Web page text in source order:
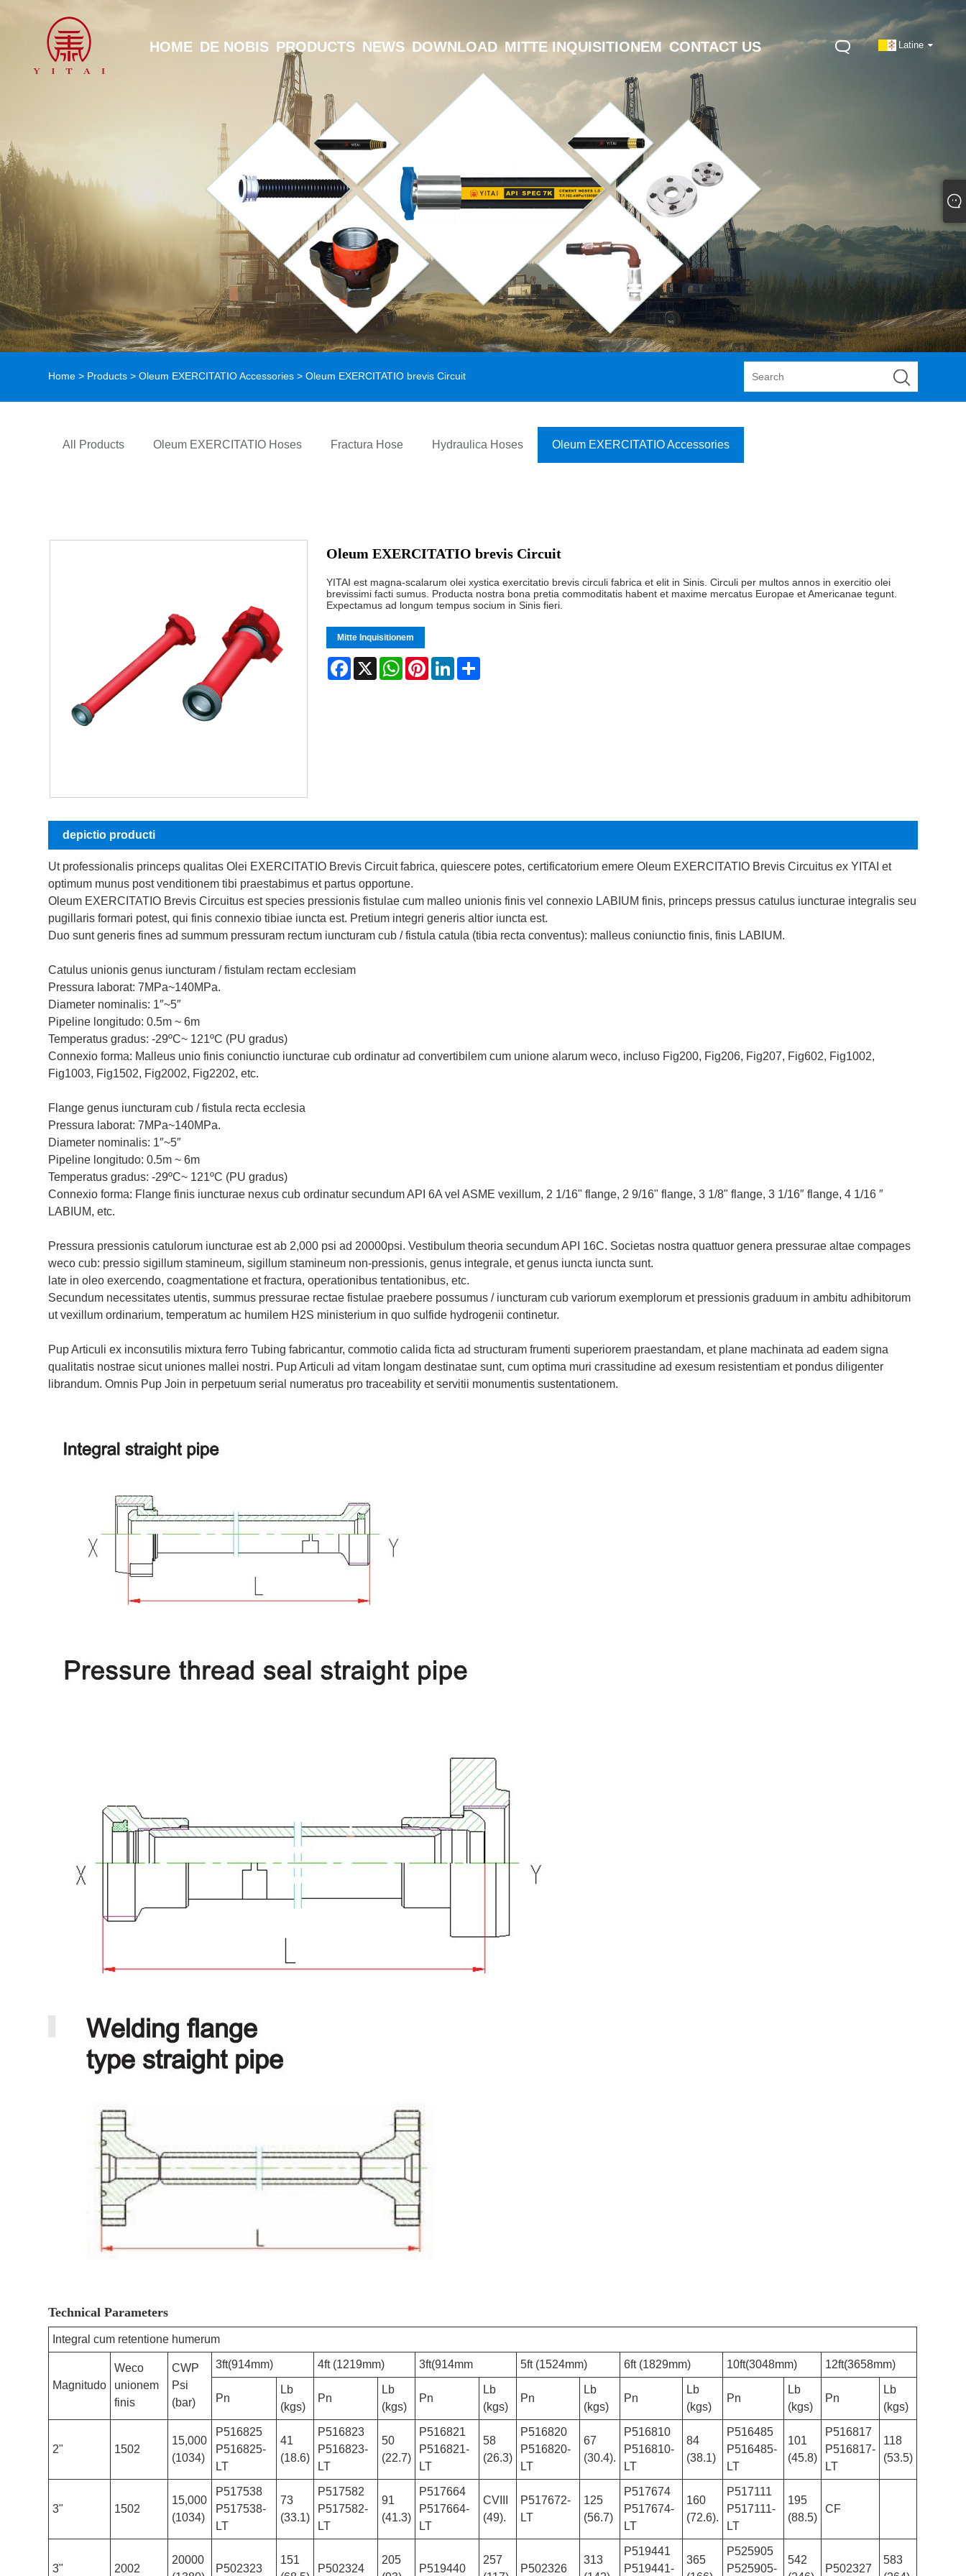
Latine
HOME DE NOBIS PRODUCTS NEWS DOWNLOAD MITTE INQUISITIONEM CONTACT US
Home > Products >Oleum EXERCITATIO Accessories > Oleum EXERCITATIO brevis Circuit
All Products Oleum EXERCITATIO Hoses Fractura Hose Hydraulica Hoses Oleum EXERCITATIO Accessories
Oleum EXERCITATIO brevis Circuit
YITAI est magna-scalarum olei xystica exercitatio brevis circuli fabrica et elit in Sinis. Circuli per multos annos in exercitio olei
brevissimi facti sumus. Producta nostra bona pretia commoditatis habent et maxime mercatus Europae et Americanae tegunt.
Expectamus ad longum tempus socium in Sinis fieri.
Mitte Inquisitionem
Facebook
X WhatsAppPinterestLinkedIn
depictio producti
Ut professionalis princeps qualitas Olei EXERCITATIO Brevis Circuit fabrica, quiescere potes, certificatorium emere Oleum EXERCITATIO Brevis Circuitus ex YITAI et
optimum munus post venditionem tibi praestabimus et partus opportune.
Oleum EXERCITATIO Brevis Circuitus est species pressionis fistulae cum malleo unionis finis vel connexio LABIUM finis, princeps pressus catulus iuncturae integralis seu
pugillaris formari potest, qui finis connexio tibiae iuncta est. Pretium integri generis altior iuncta est.
Duo sunt generis fines ad summum pressuram rectum iuncturam cub / fistula catula (tibia recta conventus): malleus coniunctio finis, finis LABIUM.
Catulus unionis genus iuncturam / fistulam rectam ecclesiam
Pressura laborat: 7MPa~140MPa.
Diameter nominalis: 1″~5″
Pipeline longitudo: 0.5m ~ 6m
Temperatus gradus: -29ºC~ 121ºC (PU gradus)
Connexio forma: Malleus unio finis coniunctio iuncturae cub ordinatur ad convertibilem cum unione alarum weco, incluso Fig200, Fig206, Fig207, Fig602, Fig1002,
Fig1003, Fig1502, Fig2002, Fig2202, etc.
Flange genus iuncturam cub / fistula recta ecclesia
Pressura laborat: 7MPa~140MPa.
Diameter nominalis: 1″~5″
Pipeline longitudo: 0.5m ~ 6m
Temperatus gradus: -29ºC~ 121ºC (PU gradus)
Connexio forma: Flange finis iuncturae nexus cub ordinatur secundum API 6A vel ASME vexillum, 2 1/16" flange, 2 9/16" flange, 3 1/8" flange, 3 1/16″ flange, 4 1/16 ″
LABIUM, etc.
Pressura pressionis catulorum iuncturae est ab 2,000 psi ad 20000psi. Vestibulum theoria secundum API 16C. Societas nostra quattuor genera pressurae altae compages
weco cub: pressio sigillum stamineum, sigillum stamineum non-pressionis, genus integrale, et genus iuncta iuncta sunt.
late in oleo exercendo, coagmentatione et fractura, operationibus tentationibus, etc.
Secundum necessitates utentis, summus pressurae rectae fistulae praebere possumus / iuncturam cub variorum exemplorum et pressionis graduum in ambitu adhibitorum
ut vexillum ordinarium, temperatum ac humilem H2S ministerium in quo sulfide hydrogenii continetur.
Pup Articuli ex inconsutilis mixtura ferro Tubing fabricantur, commotio calida ficta ad structuram frumenti superiorem praestandam, et plane machinata ad eadem signa
qualitatis nostrae sicut uniones mallei nostri. Pup Articuli ad vitam longam destinatae sunt, cum optima muri crassitudine ad exesum resistentiam et pondus diligenter
librandum. Omnis Pup Join in perpetuum serial numeratus pro traceability et servitii monumentis sustentationem.
Technical Parameters
Integral cum retentione humerum
Magnitudo
Weco
unionem
finis
CWP
Psi
(bar)
3ft(914mm) 4ft (1219mm) 3ft(914mm 5ft (1524mm) 6ft (1829mm) 10ft(3048mm) 12ft(3658mm)
Pn
Lb
(kgs)
Pn
Lb
(kgs)
Pn
Lb
(kgs)
Pn
Lb
(kgs)
Pn
Lb
(kgs)
Pn
Lb
(kgs)
Pn
Lb
(kgs)
2" 1502
15,000
(1034)
P516825
P516825-
LT
41
(18.6)
P516823
P516823-
LT
50
(22.7)
P516821
P516821-
LT
58
(26.3)
P516820
P516820-
LT
67
(30.4).
P516810
P516810-
LT
84
(38.1)
P516485
P516485-
LT
101
(45.8)
P516817
P516817-
LT
118
(53.5)
3" 1502
15,000
(1034)
P517538
P517538-
LT
73
(33.1)
P517582
P517582-
LT
91
(41.3)
P517664
P517664-
LT
CVIII
(49).
P517672-
LT
125
(56.7)
P517674
P517674-
LT
160
(72.6).
P517111
P517111-
LT
195
(88.5)
CF
3" 2002
20000
P502323
151
P502324
205
P519440
257
P502326
313
P519441
P519441-
365
P525905
P525905-
542
P502327
583